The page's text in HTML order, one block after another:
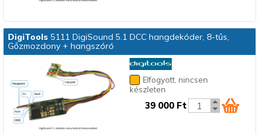
DigiTools 5111 DigiSound 5.1 DCC hangdekóder, 8-tűs,
Gőzmozdony + hangszóró
Elfogyott, nincsen
készleten
39 000 Ft